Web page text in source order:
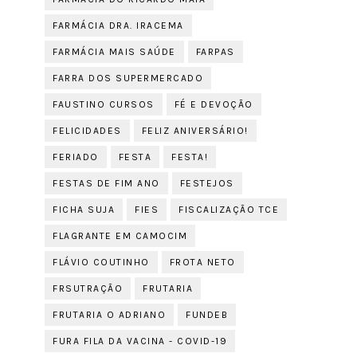
FARMÁCIA DRA. IRACEMA
FARMÁCIA MAIS SAÚDE FARPAS
FARRA DOS SUPERMERCADO
FAUSTINO CURSOS FÉ E DEVOÇÃO
FELICIDADES FELIZ ANIVERSÁRIO!
FERIADO FESTA FESTA!
FESTAS DE FIM ANO FESTEJOS
FICHA SUJA FIES FISCALIZAÇÃO TCE
FLAGRANTE EM CAMOCIM
FLÁVIO COUTINHO FROTA NETO
FRSUTRAÇÃO FRUTARIA
FRUTARIA O ADRIANO FUNDEB
FURA FILA DA VACINA - COVID-19